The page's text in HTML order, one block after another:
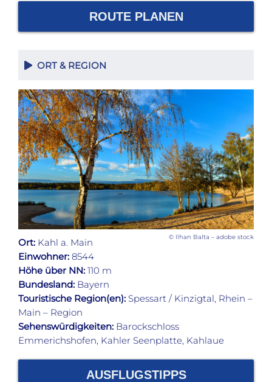
ROUTE PLANEN
ORT & REGION
© Ilhan Balta – adobe stock
Ort: Kahl a. Main
Einwohner: 8544
Höhe über NN: 110 m
Bundesland: Bayern
Touristische Region(en): Spessart / Kinzigtal, Rhein –
Main – Region
Sehenswürdigkeiten: Barockschloss
Emmerichshofen, Kahler Seenplatte, Kahlaue
AUSFLUGSTIPPS